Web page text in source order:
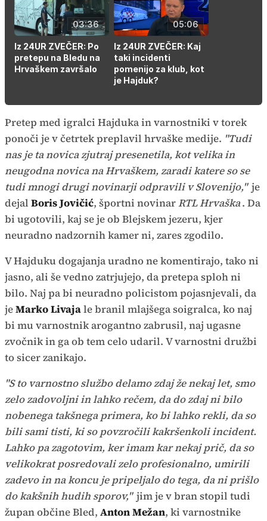
03:36
Iz 24UR ZVEČER: Po
pretepu na Bledu na
Hrvaškem završalo
05:06
Iz 24UR ZVEČER: Kaj
taki incidenti
pomenijo za klub, kot
je Hajduk?
Pretep med igralci Hajduka in varnostniki v torek
ponoči je v četrtek preplavil hrvaške medije. "Tudi
nas je ta novica zjutraj presenetila, kot velika in
neugodna novica na Hrvaškem, zaradi katere so se
tudi mnogi drugi novinarji odpravili v Slovenijo," je
dejal Boris Jovičić, športni novinarRTL Hrvaška. Da
bi ugotovili, kaj se je ob Blejskem jezeru, kjer
neuradno nadzornih kamer ni, zares zgodilo.
V Hajduku dogajanja uradno ne komentirajo, tako ni
jasno, ali še vedno zatrjujejo, da pretepa sploh ni
bilo. Naj pa bi neuradno policistom pojasnjevali, da
jeMarko Livajale branil mlajšega soigralca, ko naj
bi mu varnostnik arogantno zabrusil, naj ugasne
zvočnik in ga ob tem celo udaril. V varnostni družbi
to sicer zanikajo.
"S to varnostno službo delamo zdaj že nekaj let, smo
zelo zadovoljni in lahko rečem, da do zdaj ni bilo
nobenega takšnega primera, ko bi lahko rekli, da so
bili sami tisti, ki so povzročili kakršenkoli incident.
Lahko pa zagotovim, ker imam kar nekaj prič, da so
velikokrat posredovali zelo profesionalno, umirili
zadevo in na koncu je pripeljalo do tega, da ni prišlo
do kakšnih hudih sporov," jim je v bran stopil tudi
župan občine Bled, Anton Mežan, ki varnostnike